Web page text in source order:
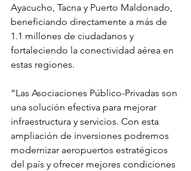
Ayacucho, Tacna y Puerto Maldonado,
beneficiando directamente a más de
1.1 millones de ciudadanos y
fortaleciendo la conectividad aérea en
estas regiones.
“Las Asociaciones Público-Privadas son
una solución efectiva para mejorar
infraestructura y servicios. Con esta
ampliación de inversiones podremos
modernizar aeropuertos estratégicos
del país y ofrecer mejores condiciones